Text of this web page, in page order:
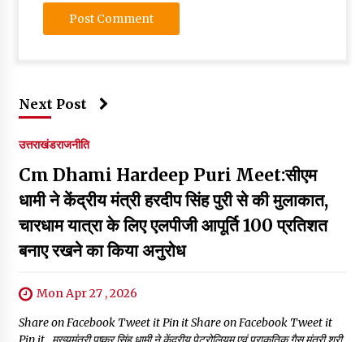
Next Post
उत्तराखंडराजनीति
Cm Dhami Hardeep Puri Meet:सीएम
धामी ने केंद्रीय मंत्री हरदीप सिंह पुरी से की मुलाकात,
चारधाम यात्रा के लिए एलपीजी आपूर्ति 100 प्रतिशत
बनाए रखने का किया अनुरोध
Mon Apr 27 , 2026
Share on Facebook Tweet it Pin it Share on Facebook Tweet it